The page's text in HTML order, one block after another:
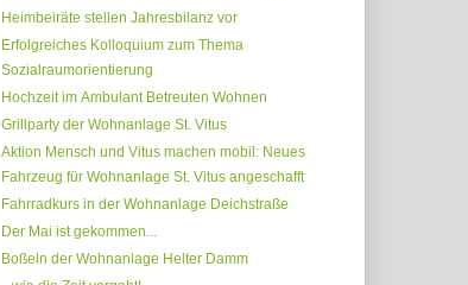
Heimbeiräte stellen Jahresbilanz vor
Erfolgreiches Kolloquium zum Thema
Sozialraumorientierung
Hochzeit im Ambulant Betreuten Wohnen
Grillparty der Wohnanlage St. Vitus
Aktion Mensch und Vitus machen mobil: Neues
Fahrzeug für Wohnanlage St. Vitus angeschafft
Fahrradkurs in der Wohnanlage Deichstraße
Der Mai ist gekommen...
Boßeln der Wohnanlage Helter Damm